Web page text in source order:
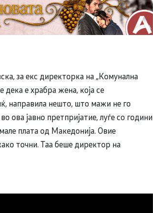
за екс директорка на „Комунална
дека е храбра жена, која се
направила нешто, што мажи не го
ова јавно претпријатие, луѓе со години
плата од Македонија. Овие
точни. Таа беше директор на